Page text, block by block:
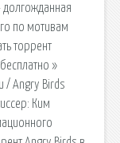
долгожданная
по мотивам
торрент
»
/ Angry Birds
Ким